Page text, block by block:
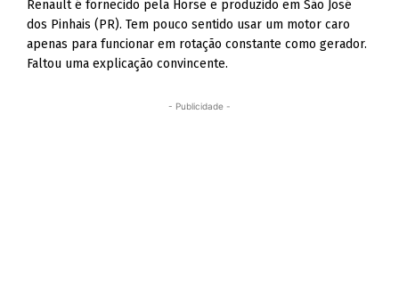
Renault é fornecido pela Horse e produzido em São José
dos Pinhais (PR). Tem pouco sentido usar um motor caro
apenas para funcionar em rotação constante como gerador.
Faltou uma explicação convincente.
- Publicidade -